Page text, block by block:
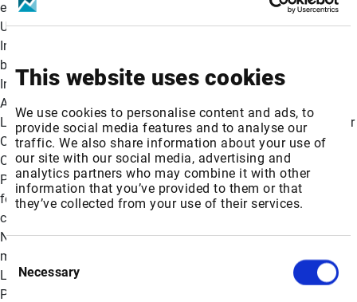
This website uses cookies
We use cookies to personalise content and ads, to
provide social media features and to analyse our
traffic. We also share information about your use of
our site with our social media, advertising and
analytics partners who may combine it with other
information that you’ve provided to them or that
they’ve collected from your use of their services.
Consent
Selection
Necessary